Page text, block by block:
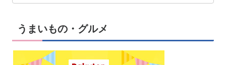
うまいもの・グルメ